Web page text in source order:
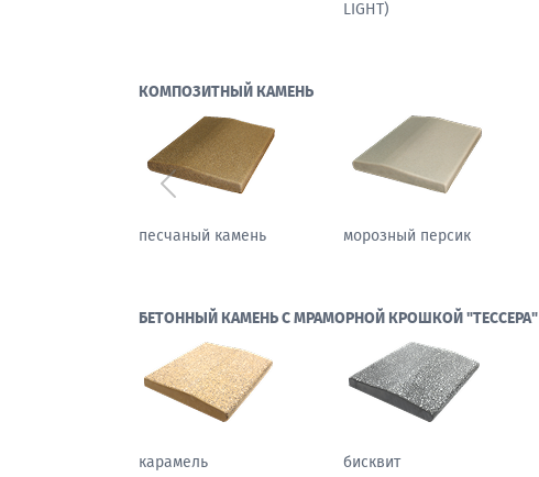
КОМПОЗИТНЫЙ КАМЕНЬ
осенний бостон каменный цветок
Предыдущий
БЕТОННЫЙ КАМЕНЬ С МРАМОРНОЙ КРОШКОЙ "ТЕССЕРА"
карамель бисквит